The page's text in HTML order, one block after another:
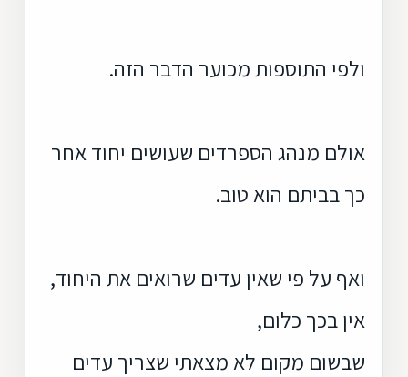
ולפי התוספות מכוער הדבר הזה.
אולם מנהג הספרדים שעושים יחוד אחר
כך בביתם הוא טוב.
ואף על פי שאין עדים שרואים את היחוד,
אין בכך כלום,
שבשום מקום לא מצאתי שצריך עדים